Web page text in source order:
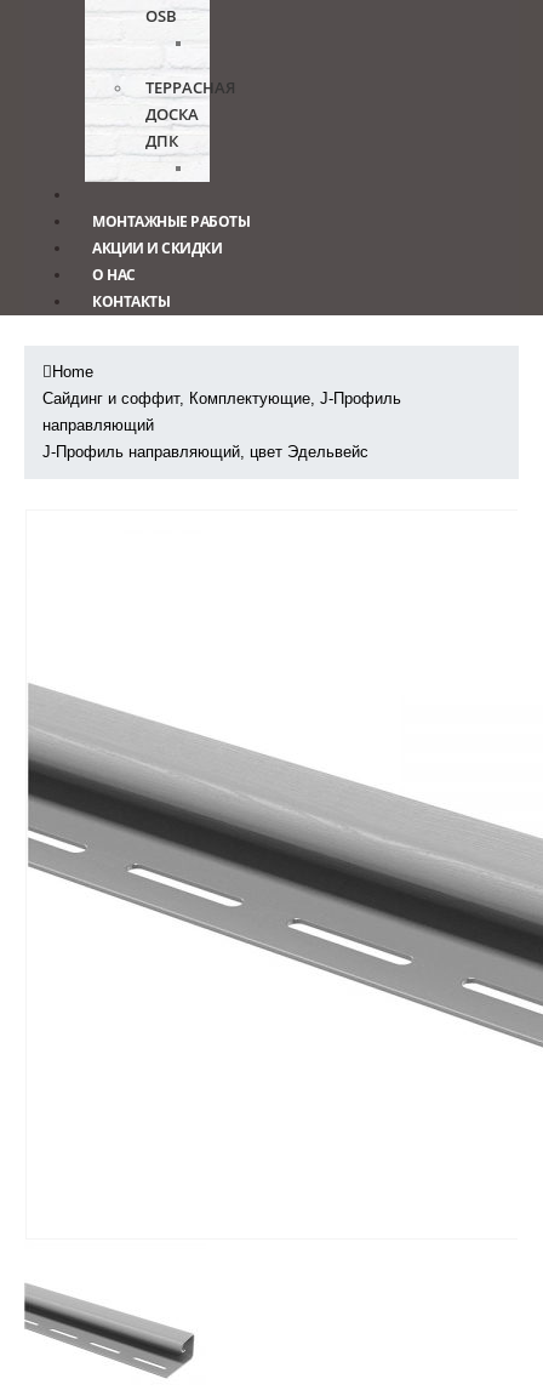
OSB
ТЕРРАСНАЯ
ДОСКА
ДПК
МОНТАЖНЫЕ РАБОТЫ
АКЦИИ И СКИДКИ
О НАС
КОНТАКТЫ
Home
Сайдинг и соффит, Комплектующие, J-Профиль
направляющий
J-Профиль направляющий, цвет Эдельвейс